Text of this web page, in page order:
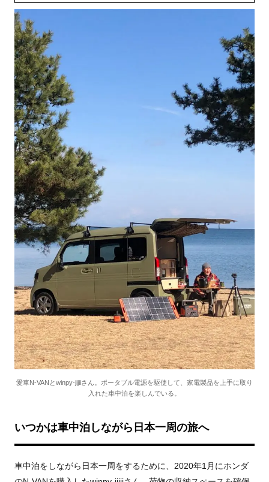
愛車N-VANとwinpy-jijiiさん。ポータブル電源を駆使して、家電製品を上手に取り
入れた車中泊を楽しんでいる。
いつかは車中泊しながら日本一周の旅へ
車中泊をしながら日本一周をするために、2020年1月にホンダ